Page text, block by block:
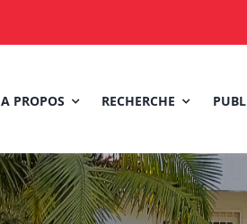
A PROPOS RECHERCHE